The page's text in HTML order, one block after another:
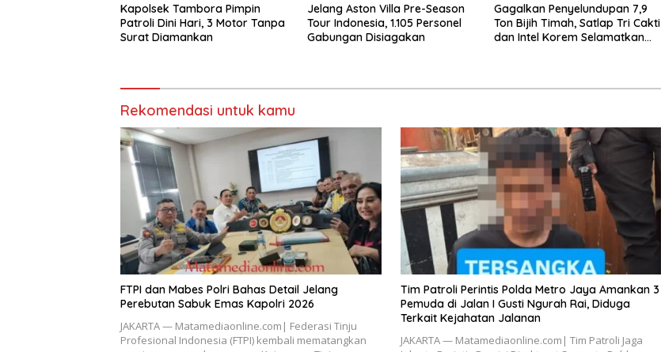
Kapolsek Tambora Pimpin
Patroli Dini Hari, 3 Motor Tanpa
Surat Diamankan
Jelang Aston Villa Pre-Season
Tour Indonesia, 1.105 Personel
Gabungan Disiagakan
Gagalkan Penyelundupan 7,9
Ton Bijih Timah, Satlap Tri Cakti
dan Intel Korem Selamatkan
Rekomendasi untuk kamu
FTPI dan Mabes Polri Bahas Detail Jelang
Perebutan Sabuk Emas Kapolri 2026
JAKARTA — Matamediaonline.com| Federasi Tinju
Profesional Indonesia (FTPI) kembali mematangkan
Tim Patroli Perintis Polda Metro Jaya Amankan 3
Pemuda di Jalan I Gusti Ngurah Rai, Diduga
Terkait Kejahatan Jalanan
JAKARTA — Matamediaonline.com| Tim Patroli Jaga